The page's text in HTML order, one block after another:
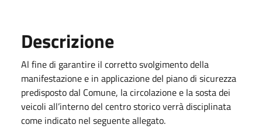
Descrizione
Al fine di garantire il corretto svolgimento della
manifestazione e in applicazione del piano di sicurezza
predisposto dal Comune, la circolazione e la sosta dei
veicoli all’interno del centro storico verrà disciplinata
come indicato nel seguente allegato.